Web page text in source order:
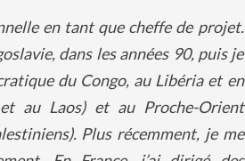
en tant que cheffe de projet.
dans les années 90, puis je
du Congo, au Libéria et en
au Laos) et au Proche-Orient
Plus récemment, je me